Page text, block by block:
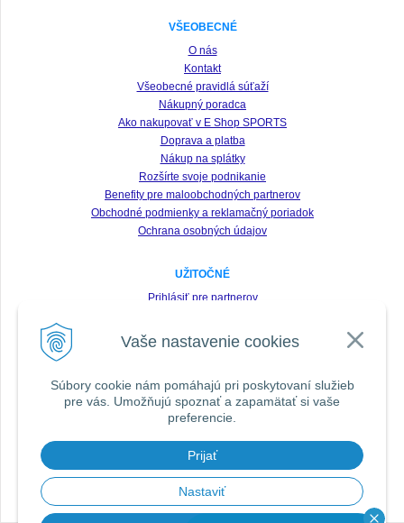
Vaše nastavenie cookies
Súbory cookie nám pomáhajú pri poskytovaní služieb
pre vás. Umožňujú spoznať a zapamätať si vaše
preferencie.
Prijať
Nastaviť
VŠEOBECNÉ
O nás
Kontakt
Všeobecné pravidlá súťaží
Nákupný poradca
Ako nakupovať v E Shop SPORTS
Doprava a platba
Nákup na splátky
Rozšírte svoje podnikanie
Benefity pre maloobchodných partnerov
Obchodné podmienky a reklamačný poriadok
Ochrana osobných údajov
UŽITOČNÉ
Prihlásiť pre partnerov
Zabudnuté heslo
SLEDUJTE NÁS VŠADE
DOPORUČIŤ ZNÁMEMU